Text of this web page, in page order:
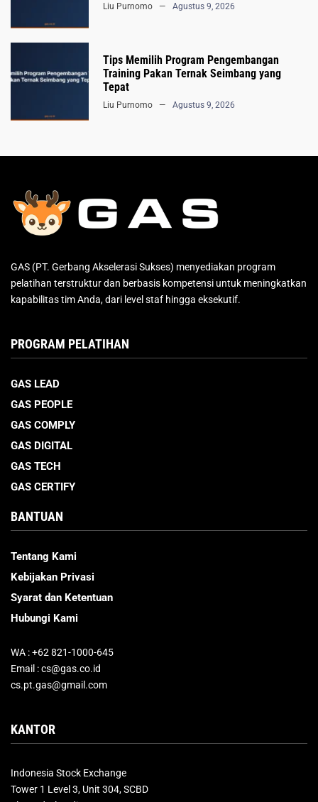
Liu Purnomo Agustus 9, 2026
Tips Memilih Program Pengembangan
Training Pakan Ternak Seimbang yang
Tepat
Liu Purnomo Agustus 9, 2026
GAS (PT. Gerbang Akselerasi Sukses) menyediakan program
pelatihan terstruktur dan berbasis kompetensi untuk meningkatkan
kapabilitas tim Anda, dari level staf hingga eksekutif.
PROGRAM PELATIHAN
GAS LEAD
GAS PEOPLE
GAS COMPLY
GAS DIGITAL
GAS TECH
GAS CERTIFY
BANTUAN
Tentang Kami
Kebijakan Privasi
Syarat dan Ketentuan
Hubungi Kami
WA : +62 821-1000-645
Email : cs@gas.co.id
cs.pt.gas@gmail.com
KANTOR
Indonesia Stock Exchange
Tower 1 Level 3, Unit 304, SCBD